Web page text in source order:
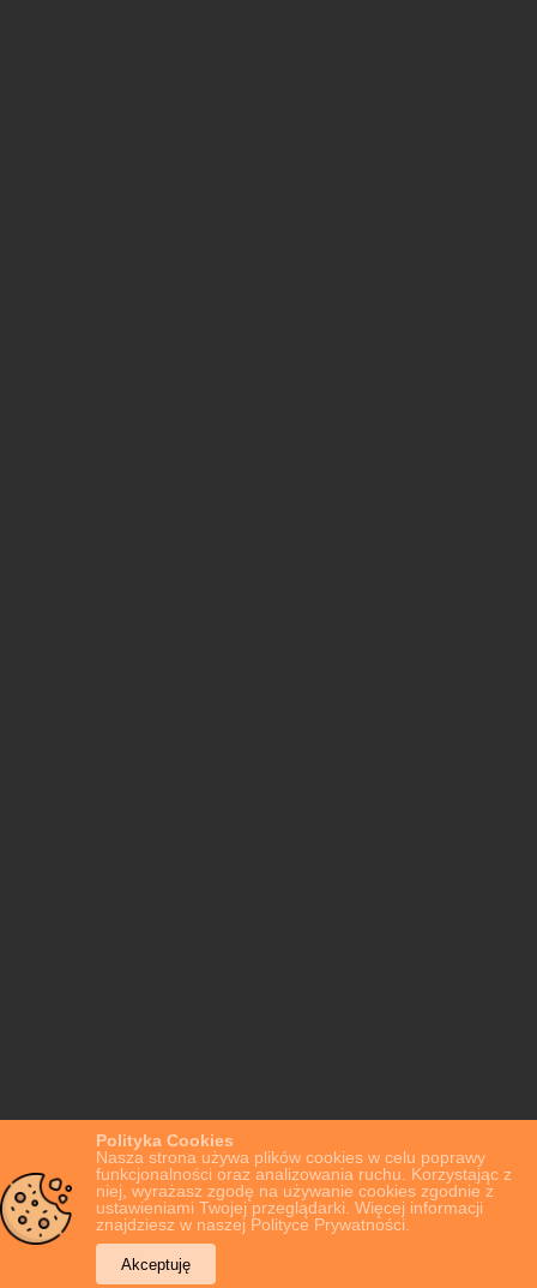
Polityka Cookies
Nasza strona używa plików cookies w celu poprawy
funkcjonalności oraz analizowania ruchu. Korzystając z
niej, wyrażasz zgodę na używanie cookies zgodnie z
ustawieniami Twojej przeglądarki. Więcej informacji
znajdziesz w naszej Polityce Prywatności.
Akceptuję